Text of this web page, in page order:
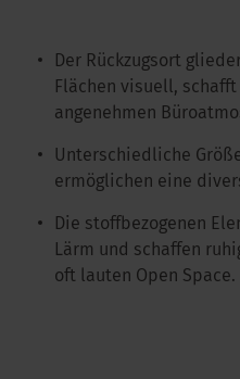
Der Rückzugsort
Flächen visuell,
angenehmen
Unterschiedliche
ermöglichen eine
Die stoffbezogenen
Lärm und schaffen
oft lauten Open Space.